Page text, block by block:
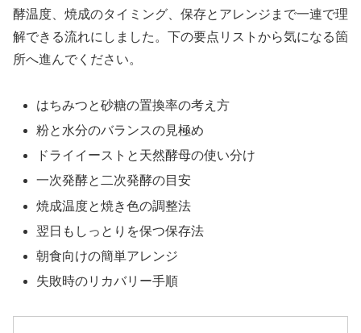
酵温度、焼成のタイミング、保存とアレンジまで一連で理
解できる流れにしました。下の要点リストから気になる箇
所へ進んでください。
はちみつと砂糖の置換率の考え方
粉と水分のバランスの見極め
ドライイーストと天然酵母の使い分け
一次発酵と二次発酵の目安
焼成温度と焼き色の調整法
翌日もしっとりを保つ保存法
朝食向けの簡単アレンジ
失敗時のリカバリー手順